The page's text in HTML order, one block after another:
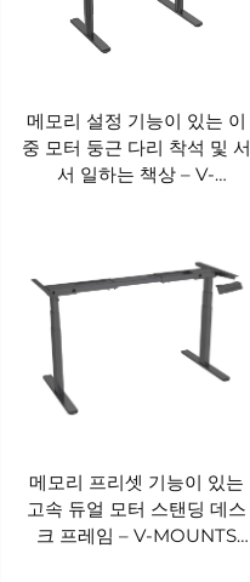
메모리 설정 기능이 있는 이
중 모터 둥근 다리 착석 및 서
서 일하는 책상 – V-
메모리 프리셋 기능이 있는
고속 듀얼 모터 스탠딩 데스
크 프레임 – V-MOUNTS